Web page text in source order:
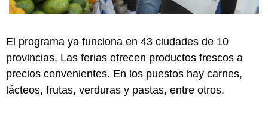
El programa ya funciona en 43 ciudades de 10
provincias. Las ferias ofrecen productos frescos a
precios convenientes. En los puestos hay carnes,
lácteos, frutas, verduras y pastas, entre otros.